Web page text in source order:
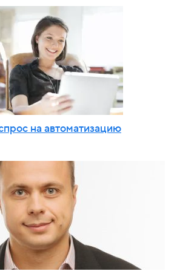
на автоматизацию